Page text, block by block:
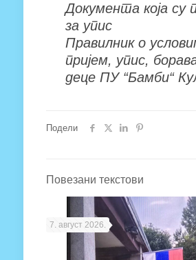
Документа која су
за упис
Правилник о
пријем, упис,
деце ПУ “Бамби“
Подели
Повезани текстови
7. август 2026.